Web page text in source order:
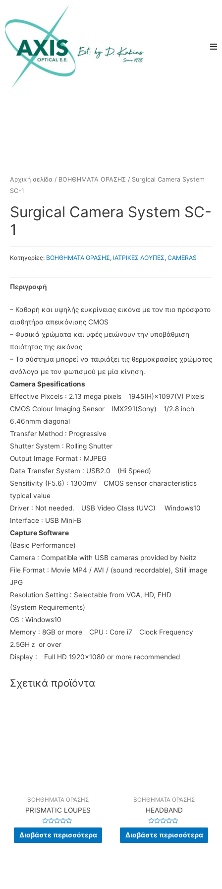
Αρχική σελίδα / ΒΟΗΘΗΜΑΤΑ ΟΡΑΣΗΣ / Surgical Camera System
SC-1
Surgical Camera System SC-
1
Κατηγορίες: ΒΟΗΘΗΜΑΤΑ ΟΡΑΣΗΣ, ΙΑΤΡΙΚΕΣ ΛΟΥΠΕΣ, CAMERAS
Περιγραφή
– Καθαρή και υψηλής ευκρίνειας εικόνα με τον πιο πρόσφατο
αισθητήρα απεικόνισης CMOS
– Φυσικά χρώματα και υφές μειώνουν την υποβάθμιση
ποιότητας της εικόνας
– Το σύστημα μπορεί να ταιριάξει τις θερμοκρασίες χρώματος
ανάλογα με τον φωτισμού με μία κίνηση.
Camera Spesifications
Effective Pixcels : 2.13 mega pixels 1945(H)×1097(V) Pixels
CMOS Colour Imaging Sensor IMX291(Sony) 1/2.8 inch
6.46nmm diagonal
Transfer Method : Progressive
Shutter System : Rolling Shutter
Output Image Format : MJPEG
Data Transfer System : USB2.0 (Hi Speed)
Sensitivity (F5.6) : 1300mV CMOS sensor characteristics
typical value
Driver : Not needed. USB Video Class (UVC) Windows10
Interface : USB Mini-B
Capture Software
(Basic Performance)
Camera : Compatible with USB cameras provided by Neitz
File Format : Movie MP4 / AVI / (sound recordable), Still image
JPG
Resolution Setting : Selectable from VGA, HD, FHD
(System Requirements)
OS : Windows10
Memory : 8GB or more CPU : Core i7 Clock Frequency
2.5GHｚ or over
Display : Full HD 1920×1080 or more recommended
Σχετικά προϊόντα
ΒΟΗΘΗΜΑΤΑ ΟΡΑΣΗΣ
PRISMATIC LOUPES
Βαθμολογήθηκε
με
Διαβάστε περισσότερα
ΒΟΗΘΗΜΑΤΑ ΟΡΑΣΗΣ
HEADBAND
Βαθμολογήθηκε
με
Διαβάστε περισσότερα